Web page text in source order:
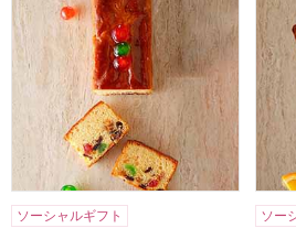
ソーシャルギフト ソー